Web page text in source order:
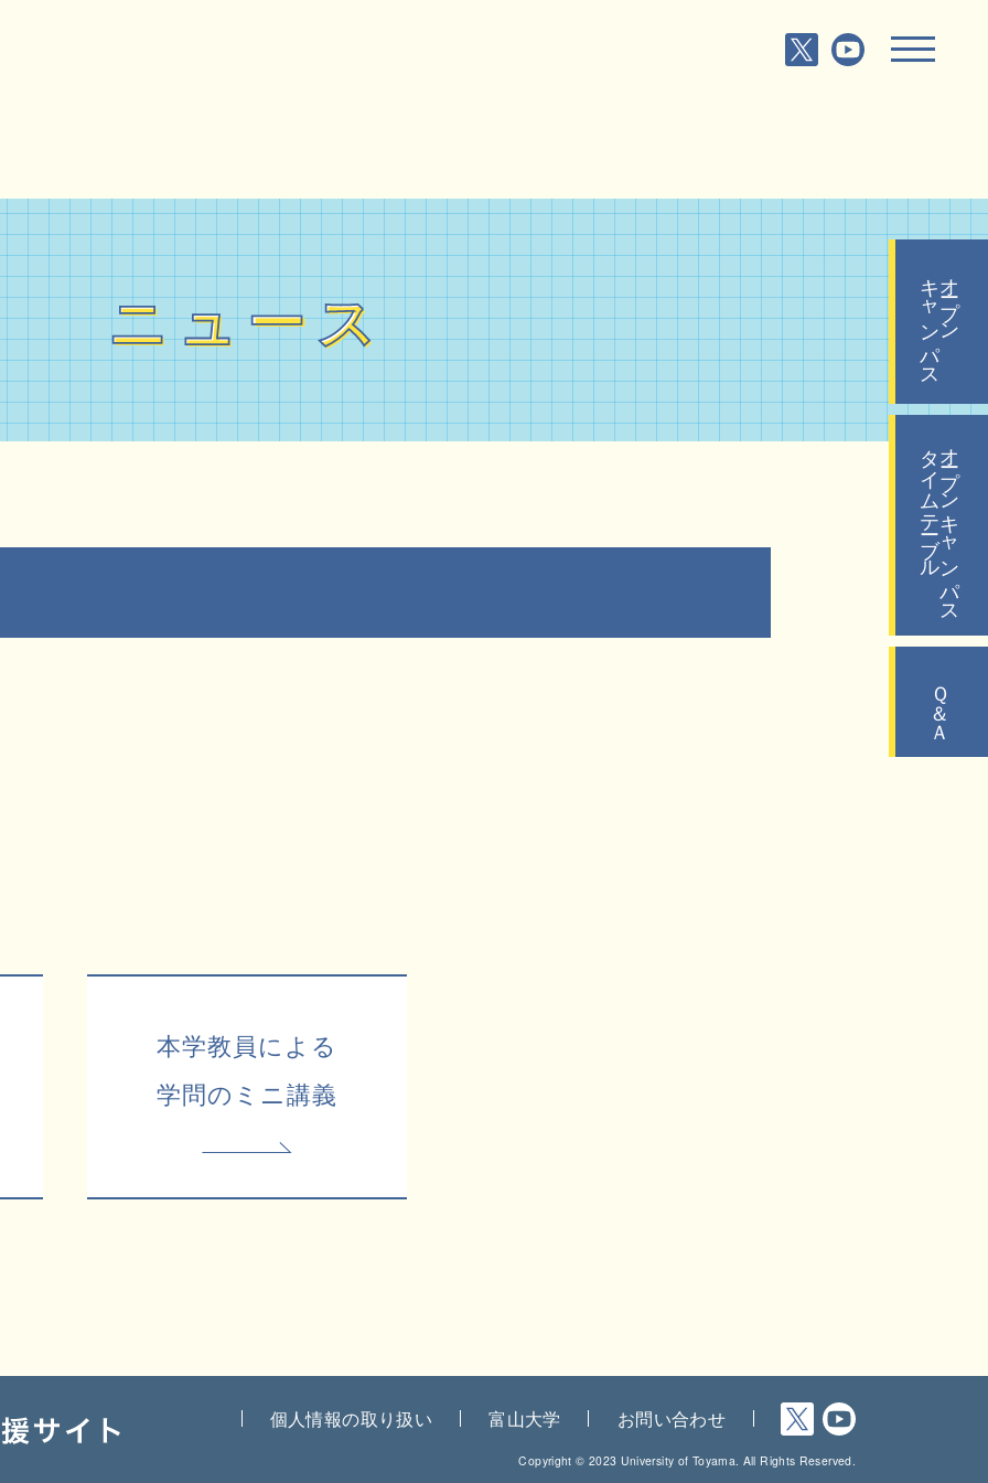
オープン
キャンパス
オープンキャンパス
タイムテーブル
Ｑ＆Ａ
ニュース
ニュース
本学教員による
学問のミニ講義
個人情報の取り扱い 富山大学 お問い合わせ
Copyright © 2023 University of Toyama. All Rights Reserved.